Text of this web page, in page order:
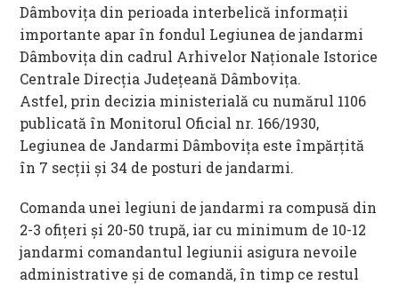
Dâmboviţa din perioada interbelică informaţii
importante apar în fondul Legiunea de jandarmi
Dâmboviţa din cadrul Arhivelor Naţionale Istorice
Centrale Direcţia Județeană Dâmboviţa.
Astfel, prin decizia ministerială cu numărul 1106
publicată în Monitorul Oficial nr. 166/1930,
Legiunea de Jandarmi Dâmboviţa este împărţită
în 7 secţii şi 34 de posturi de jandarmi.
Comanda unei legiuni de jandarmi ra compusă din
2-3 ofiţeri şi 20-50 trupă, iar cu minimum de 10-12
jandarmi comandantul legiunii asigura nevoile
administrative şi de comandă, în timp ce restul